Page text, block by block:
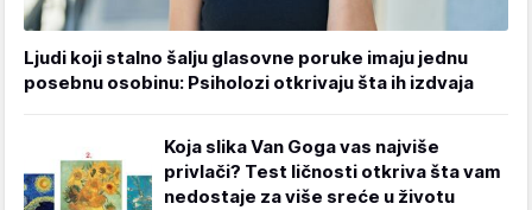
Ljudi koji stalno šalju glasovne poruke imaju jednu
posebnu osobinu: Psiholozi otkrivaju šta ih izdvaja
Koja slika Van Goga vas najviše
privlači? Test ličnosti otkriva šta vam
nedostaje za više sreće u životu